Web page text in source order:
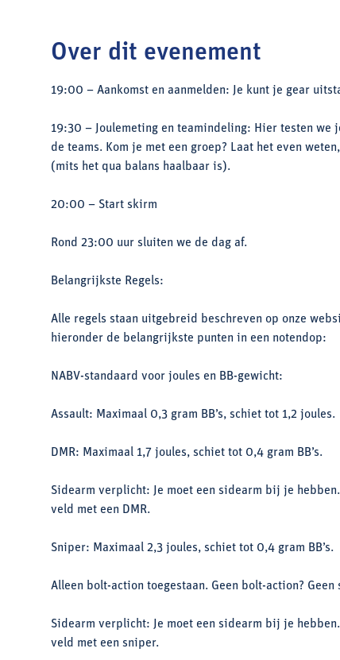
Over dit evenement
19:00 – Aankomst en aanmelden: Je kunt je gear
19:30 – Joulemeting en teamindeling: Hier testen we
de teams. Kom je met een groep? Laat het even
(mits het qua balans haalbaar is).
20:00 – Start skirm
Rond 23:00 uur sluiten we de dag af.
Belangrijkste Regels:
Alle regels staan uitgebreid beschreven op onze
hieronder de belangrijkste punten in een notendop:
NABV-standaard voor joules en BB-gewicht:
Assault: Maximaal 0,3 gram BB’s, schiet tot 1,2 joules.
DMR: Maximaal 1,7 joules, schiet tot 0,4 gram BB’s.
Sidearm verplicht: Je moet een sidearm bij je
veld met een DMR.
Sniper: Maximaal 2,3 joules, schiet tot 0,4 gram BB’s.
Alleen bolt-action toegestaan. Geen bolt-action? Geen
Sidearm verplicht: Je moet een sidearm bij je
veld met een sniper.